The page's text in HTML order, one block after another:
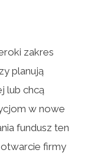
zakres
planują
lub chcą
w nowe
fundusz ten
firmy